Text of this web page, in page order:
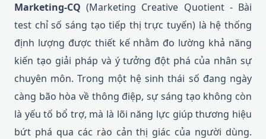
Marketing-CQ (Marketing Creative Quotient - Bài
test chỉ số sáng tạo tiếp thị trực tuyến) là hệ thống
định lượng được thiết kế nhằm đo lường khả năng
kiến tạo giải pháp và ý tưởng đột phá của nhân sự
chuyên môn. Trong một hệ sinh thái số đang ngày
càng bão hòa về thông điệp, sự sáng tạo không còn
là yếu tố bổ trợ, mà là lõi năng lực giúp thương hiệu
bứt phá qua các rào cản thị giác của người dùng.